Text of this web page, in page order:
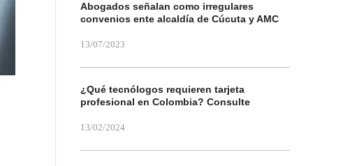
Abogados señalan como irregulares
convenios ente alcaldía de Cúcuta y AMC
13/07/2023
¿Qué tecnólogos requieren tarjeta
profesional en Colombia? Consulte
13/02/2024